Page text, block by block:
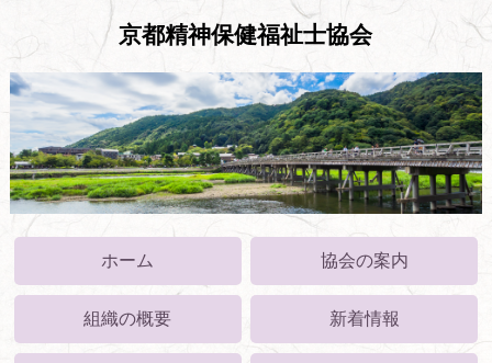
京都精神保健福祉士協会
ホーム 協会の案内
組織の概要 新着情報